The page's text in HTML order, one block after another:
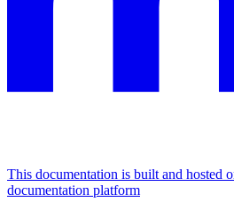
This documentation is built and hosted
documentation platform